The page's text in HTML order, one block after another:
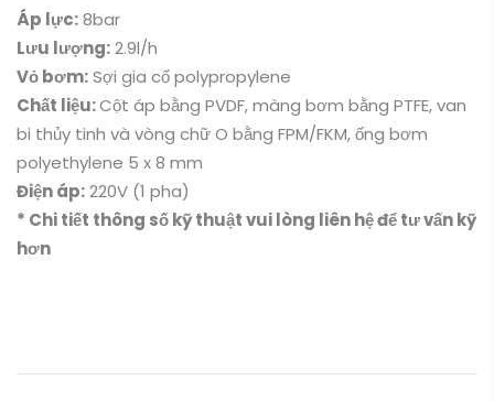
Áp lực:8bar
Lưu lượng:2.9l/h
Vỏ bơm:Sợi gia cố polypropylene
Chất liệu:Cột áp bằng PVDF, màng bơm bằng PTFE, van
bi thủy tinh và vòng chữ O bằng FPM/FKM, ống bơm
polyethylene 5 x 8 mm
Điện áp:220V (1 pha)
* Chi tiết thông số kỹ thuật vui lòng liên hệ để tư vấn kỹ
hơn